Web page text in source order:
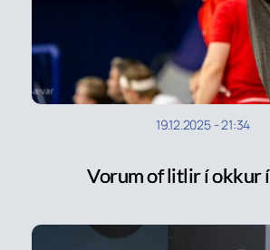
19.12.2025-21:34
Vorum of litlir í okkur